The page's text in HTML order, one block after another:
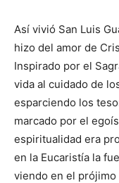
Así vivió San Luis
hizo del amor de
Inspirado por el
vida al cuidado de
esparciendo los
marcado por el
espiritualidad era
en la Eucaristía la
viendo en el